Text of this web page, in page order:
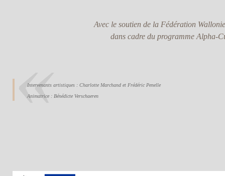
Avec le soutien de la Fédération
dans cadre du programme Alpha-
Intervenants artistiques : Charlotte Marchand et Frédéric Penelle
Animatrice : Bénédicte Verschaeren